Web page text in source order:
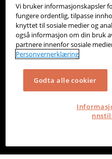
Integrasjoner
Hjelpesenter
Kontakt oss
Personvern
Informasjonskapsler
Vi bruker informasjonskapsler
fungere ordentlig, tilpasse
knyttet til sosiale medier og
også informasjon om din bruk
partnere innenfor sosiale
Personvernerklæring
Godta alle cookier